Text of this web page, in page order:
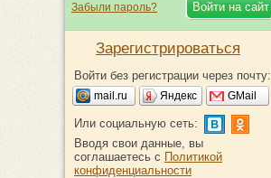
Забыли пароль?
Зарегистрироваться
Войти без регистрации через почту:
mail.ru Яндекс GMail
Или социальную сеть:
Вводя свои данные, вы
соглашаетесь с Политикой
конфиденциальности